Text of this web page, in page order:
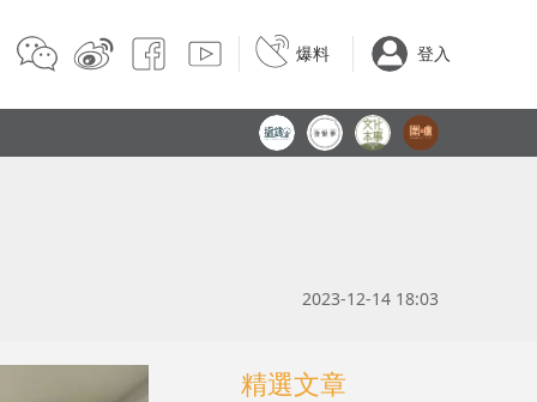
爆料 登入
2023-12-14 18:03
精選文章